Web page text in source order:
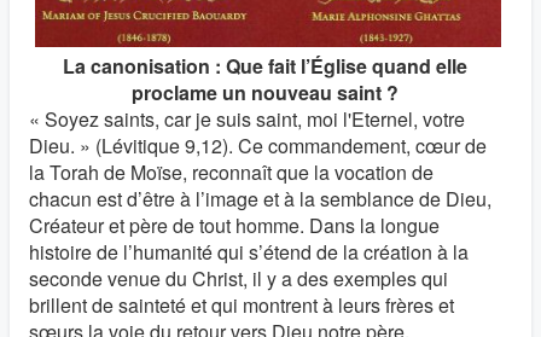
La canonisation : Que fait l’Église quand elle
proclame un nouveau saint ?
« Soyez saints, car je suis saint, moi l'Eternel, votre
Dieu. » (Lévitique 9,12). Ce commandement, cœur de
la Torah de Moïse, reconnaît que la vocation de
chacun est d’être à l’image et à la semblance de Dieu,
Créateur et père de tout homme. Dans la longue
histoire de l’humanité qui s’étend de la création à la
seconde venue du Christ, il y a des exemples qui
brillent de sainteté et qui montrent à leurs frères et